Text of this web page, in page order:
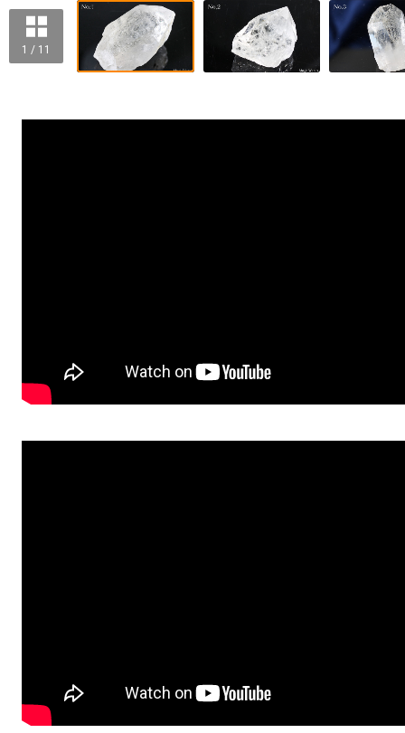
1 / 11